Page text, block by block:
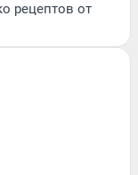
рецептов от